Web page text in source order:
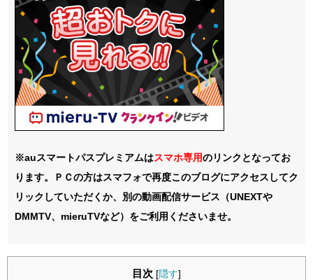
※auスマートパスプレミアムはスマホ専用のリンクとなってお
ります。ＰＣの方はスマフォで再度このブログにアクセスしてク
リックしていただくか、別の動画配信サービス（UNEXTや
DMMTV、mieruTVなど）をご利用くださいませ。
目次 [隠す]